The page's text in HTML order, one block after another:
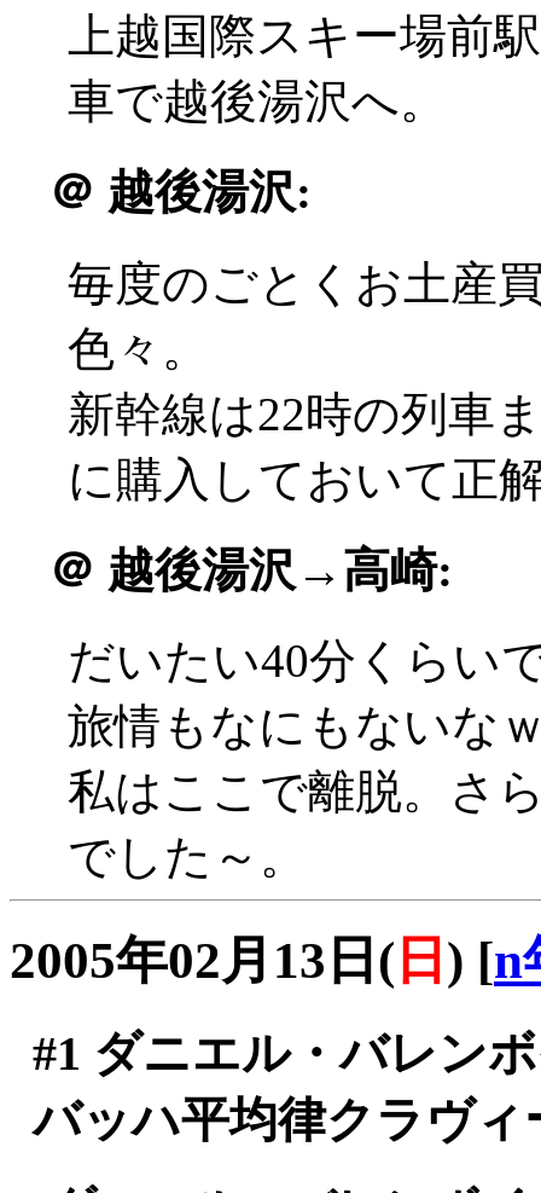
上越国際スキー場前
車で越後湯沢へ。
＠ 越後湯沢:
毎度のごとくお土産
色々。
新幹線は22時の列車
に購入しておいて正
＠ 越後湯沢→高崎:
だいたい40分くらい
旅情もなにもないな
私はここで離脱。さ
でした～。
2005年02月13日( 日 ) [n
#1 ダニエル・バレ
バッハ平均律クラヴ